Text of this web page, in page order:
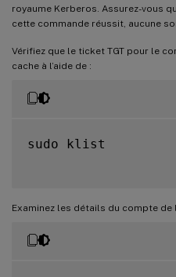
royaume Kerberos. Assurez-vous
cette commande réussit, aucune
Vérifiez que le ticket TGT pour le
cache à l’aide de :
sudo klist
Examinez les détails du compte de